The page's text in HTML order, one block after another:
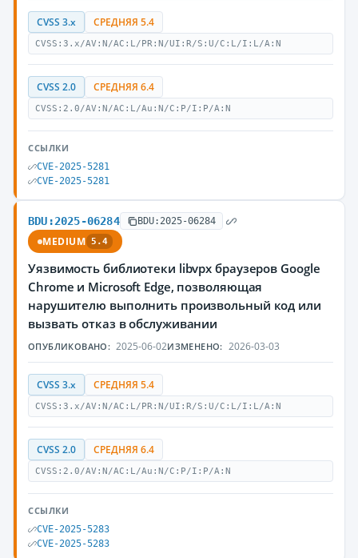
CVSS 3.x СРЕДНЯЯ 5.4
CVSS:3.x/AV:N/AC:L/PR:N/UI:R/S:U/C:L/I:L/A:N
CVSS 2.0 СРЕДНЯЯ 6.4
CVSS:2.0/AV:N/AC:L/Au:N/C:P/I:P/A:N
ССЫЛКИ
CVE-2025-5281
CVE-2025-5281
BDU:2025-06284 BDU:2025-06284
MEDIUM 5.4
Уязвимость библиотеки libvpx браузеров Google
Chrome и Microsoft Edge, позволяющая
нарушителю выполнить произвольный код или
вызвать отказ в обслуживании
ОПУБЛИКОВАНО: 2025-06-02ИЗМЕНЕНО: 2026-03-03
CVSS 3.x СРЕДНЯЯ 5.4
CVSS:3.x/AV:N/AC:L/PR:N/UI:R/S:U/C:L/I:L/A:N
CVSS 2.0 СРЕДНЯЯ 6.4
CVSS:2.0/AV:N/AC:L/Au:N/C:P/I:P/A:N
ССЫЛКИ
CVE-2025-5283
CVE-2025-5283